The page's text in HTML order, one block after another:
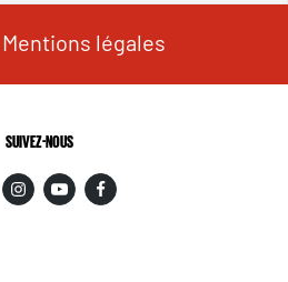
Mentions légales
SUIVEZ-NOUS